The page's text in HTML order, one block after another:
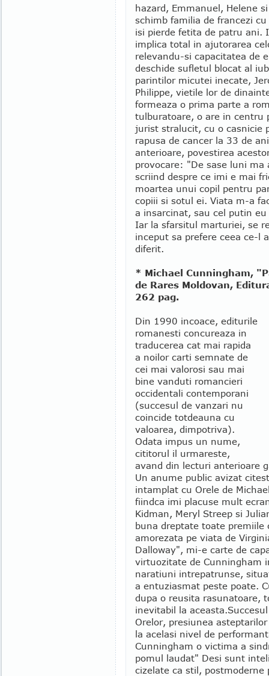
hazard, Emmanuel, Helene
schimb familia de francezi
isi pierde fetita de patru ani.
implica total in ajutorarea
relevandu-si capacitatea de
deschide sufletul blocat al
parintilor micutei inecate,
Philippe, vietile lor de
formeaza o prima parte a
tulburatoare, o are in centru
jurist stralucit, cu o casnicie
rapusa de cancer la 33 de
anterioare, povestirea
provocare: "De sase luni
scriind despre ce imi e mai
moartea unui copil pentru
copiii si sotul ei. Viata m-a
a insarcinat, sau cel putin
Iar la sfarsitul marturiei, se
inceput sa prefere ceea ce-l
diferit.
* Michael Cunningham,
de Rares Moldovan,
262 pag.
Din 1990 incoace, editurile
romanesti concureaza in
traducerea cat mai rapida
a noilor carti semnate de
cei mai valorosi sau mai
bine vanduti romancieri
occidentali contemporani
(succesul de vanzari nu
coincide totdeauna cu
valoarea, dimpotriva).
Odata impus un nume,
cititorul il urmareste,
avand din lecturi anterioare
Un anume public avizat
intamplat cu Orele de
fiindca imi placuse mult
Kidman, Meryl Streep si
buna dreptate toate premiile
amorezata pe viata de
Dalloway", mi-e carte de
virtuozitate de Cunningham
naratiuni intrepatrunse,
a entuziasmat peste poate.
dupa o reusita rasunatoare,
inevitabil la aceasta.
Orelor, presiunea
la acelasi nivel de
Cunningham o victima a
pomul laudat" Desi sunt
cizelate ca stil, postmoderne